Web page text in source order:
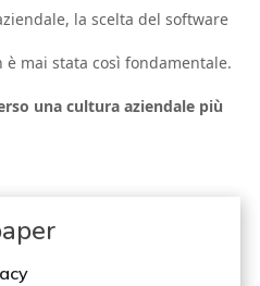
la scelta del software
mai stata così fondamentale.
una cultura aziendale più